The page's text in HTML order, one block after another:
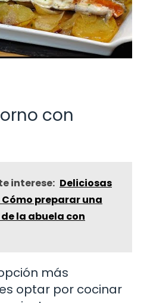
con
interese: Deliciosas
preparar una
la abuela con
más
optar por cocinar